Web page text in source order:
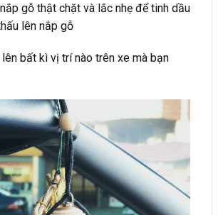
gỗ thật chặt và lắc nhẹ để tinh dầu
lên nắp gỗ
lên bất kì vị trí nào trên xe mà bạn